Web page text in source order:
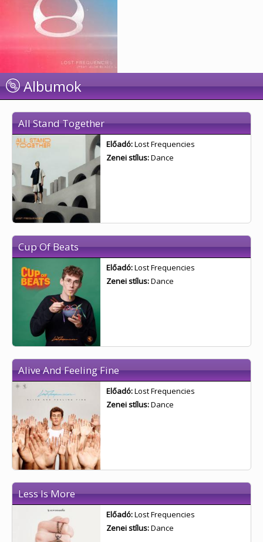
Albumok
All Stand Together
Előadó:Lost Frequencies
Zenei stílus:Dance
Cup Of Beats
Előadó:Lost Frequencies
Zenei stílus:Dance
Alive And Feeling Fine
Előadó:Lost Frequencies
Zenei stílus:Dance
Less Is More
Előadó:Lost Frequencies
Zenei stílus:Dance